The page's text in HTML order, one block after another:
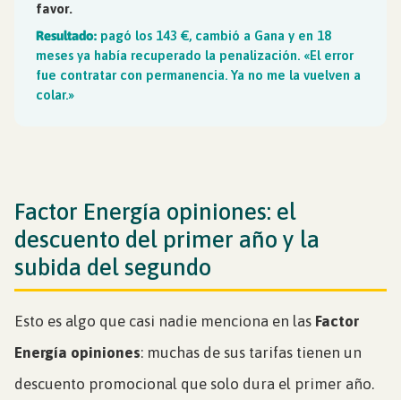
favor.
Resultado: pagó los 143 €, cambió a Gana y en 18
meses ya había recuperado la penalización. «El error
fue contratar con permanencia. Ya no me la vuelven a
colar.»
Factor Energía opiniones: el
descuento del primer año y la
subida del segundo
Esto es algo que casi nadie menciona en las Factor
Energía opiniones: muchas de sus tarifas tienen un
descuento promocional que solo dura el primer año.